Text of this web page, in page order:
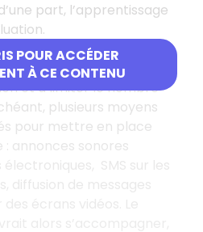
POUR ACCÉDER
À CE CONTENU
part, l’apprentissage
chaîne d’alerte des
serait de nature à
et à limiter le nombre
plusieurs moyens
pour mettre en place
annonces sonores